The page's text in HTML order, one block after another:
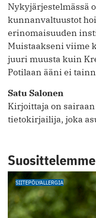
Nykyjärjestelmässä
kunnanvaltuustot
erinomaisuuden
Muistaakseni viime
juuri muusta kuin
Potilaan ääni ei
Satu Salonen
Kirjoittaja on
tietokirjailija, joka
Suosittelemme
SIITEPÖLYALLERGIA